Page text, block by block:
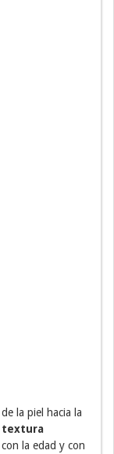
la piel hacia la
textura
la edad y con